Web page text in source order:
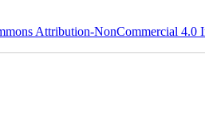
Attribution-NonCommercial 4.0